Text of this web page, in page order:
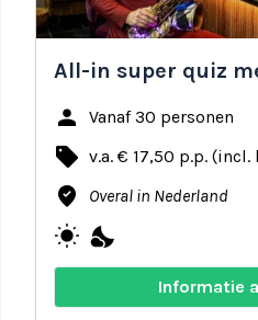
All-in super quiz
person Vanaf 30 personen
local_offer v.a. € 17,50 p.p. (incl.
where_to_vote Overal in Nederland
wb_sunny nights_stay
Informatie